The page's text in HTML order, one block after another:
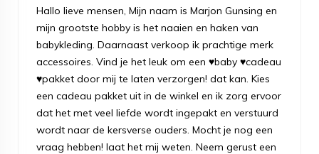
Hallo lieve mensen, Mijn naam is Marjon Gunsing en
mijn grootste hobby is het naaien en haken van
babykleding. Daarnaast verkoop ik prachtige merk
accessoires. Vind je het leuk om een ♥baby ♥cadeau
♥pakket door mij te laten verzorgen! dat kan. Kies
een cadeau pakket uit in de winkel en ik zorg ervoor
dat het met veel liefde wordt ingepakt en verstuurd
wordt naar de kersverse ouders. Mocht je nog een
vraag hebben! laat het mij weten. Neem gerust een